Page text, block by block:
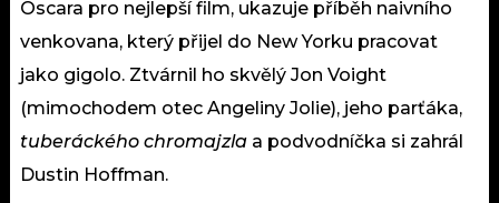
Oscara pro nejlepší film, ukazuje příběh naivního
venkovana, který přijel do New Yorku pracovat
jako gigolo. Ztvárnil ho skvělý Jon Voight
(mimochodem otec Angeliny Jolie), jeho parťáka,
tuberáckého chromajzla a podvodníčka si zahrál
Dustin Hoffman.